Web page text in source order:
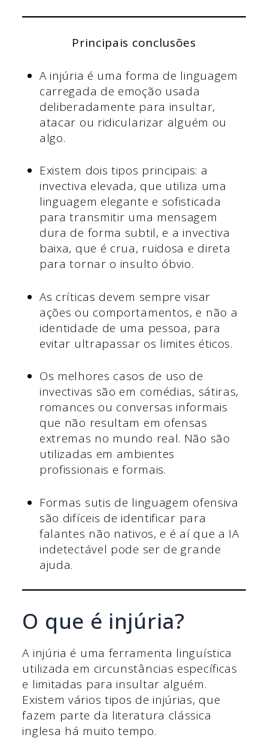
Principais conclusões
A injúria é uma forma de linguagem
carregada de emoção usada
deliberadamente para insultar,
atacar ou ridicularizar alguém ou
algo.
Existem dois tipos principais: a
invectiva elevada, que utiliza uma
linguagem elegante e sofisticada
para transmitir uma mensagem
dura de forma subtil, e a invectiva
baixa, que é crua, ruidosa e direta
para tornar o insulto óbvio.
As críticas devem sempre visar
ações ou comportamentos, e não a
identidade de uma pessoa, para
evitar ultrapassar os limites éticos.
Os melhores casos de uso de
invectivas são em comédias, sátiras,
romances ou conversas informais
que não resultam em ofensas
extremas no mundo real. Não são
utilizadas em ambientes
profissionais e formais.
Formas sutis de linguagem ofensiva
são difíceis de identificar para
falantes não nativos, e é aí que a IA
indetectável pode ser de grande
ajuda.
O que é injúria?
A injúria é uma ferramenta linguística
utilizada em circunstâncias específicas
e limitadas para insultar alguém.
Existem vários tipos de injúrias, que
fazem parte da literatura clássica
inglesa há muito tempo.